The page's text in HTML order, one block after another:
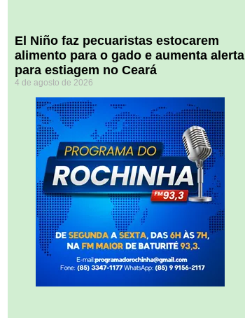
El Niño faz pecuaristas estocarem
alimento para o gado e aumenta alerta
para estiagem no Ceará
4 de agosto de 2026